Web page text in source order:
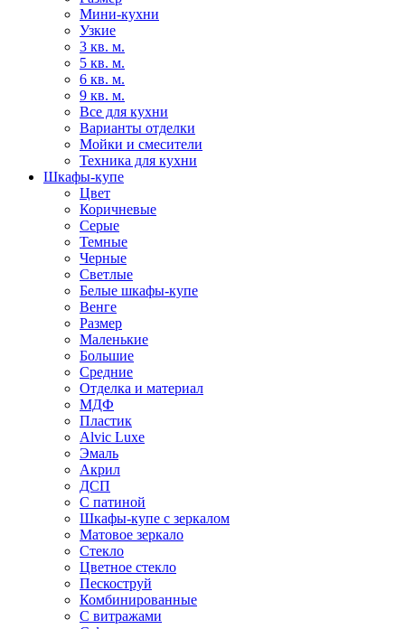
Мини-кухни
Узкие
3 кв. м.
5 кв. м.
6 кв. м.
9 кв. м.
Все для кухни
Варианты отделки
Мойки и смесители
Техника для кухни
Шкафы-купе
Цвет
Коричневые
Серые
Темные
Черные
Светлые
Белые шкафы-купе
Венге
Размер
Маленькие
Большие
Средние
Отделка и материал
МДФ
Пластик
Alvic Luxe
Эмаль
Акрил
ДСП
С патиной
Шкафы-купе с зеркалом
Матовое зеркало
Стекло
Цветное стекло
Пескоструй
Комбинированные
С витражами